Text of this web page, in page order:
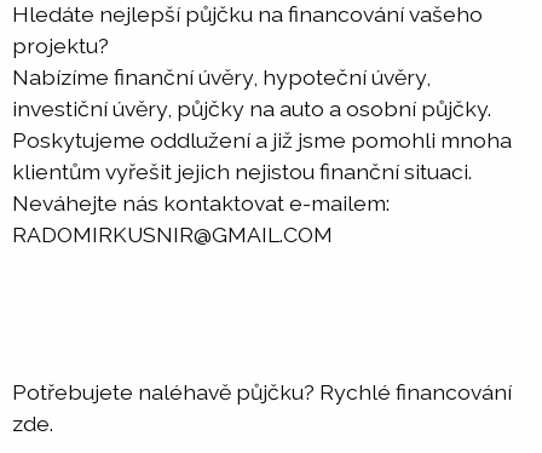
Hledáte nejlepší půjčku na financování vašeho
projektu?
Nabízíme finanční úvěry, hypoteční úvěry,
investiční úvěry, půjčky na auto a osobní půjčky.
Poskytujeme oddlužení a již jsme pomohli mnoha
klientům vyřešit jejich nejistou finanční situaci.
Neváhejte nás kontaktovat e-mailem:
RADOMIRKUSNIR@GMAIL.COM
Potřebujete naléhavě půjčku? Rychlé financování
zde.